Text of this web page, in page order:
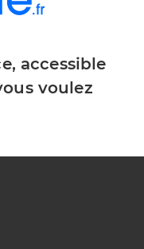
accessible
voulez